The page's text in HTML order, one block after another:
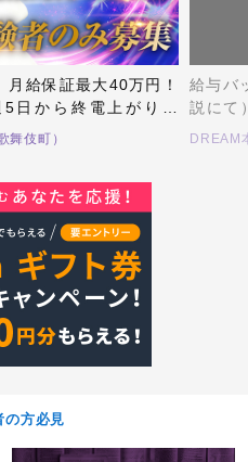
月給保証最大40万円！
日から終電上がりも
募集！！TikTokでも話
伎町）
給与バ
説にて
ーショ
DREAM
の方必見